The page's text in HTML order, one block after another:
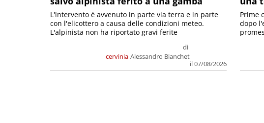
cervinia
di
Alessandro Bianchet
il 07/08/2026
L'intervento è avvenuto in parte via terra e in parte
con l'elicottero a causa delle condizioni meteo.
L'alpinista non ha riportato gravi ferite
Prime
dopo